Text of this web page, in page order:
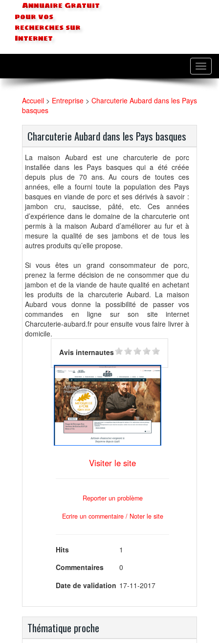
Annuaire Gratuit
pour vos
recherches sur
Internet
Accueil > Entreprise > Charcuterie Aubard dans les Pays
basques
Charcuterie Aubard dans les Pays basques
La maison Aubard est une charcuterie de porc
installée dans les Pays basques qui a été créée
depuis plus de 70 ans. Au cours de toutes ces
années, elle a fourni toute la population des Pays
basques en viande de porc et ses dérivés à savoir :
jambon cru, saucisse, pâté, etc. Ces années
d’expérience dans le domaine de la charcuterie ont
permis à la maison Aubard d’améliorer au fur et à
mesure la qualité de ses jambons et de tous les
autres produits qu’elle propose.
Si vous êtes un grand consommateur de porc,
prenez la ferme décision de ne consommer que du
jambon et de la viande de haute qualité en achetant
les produits de la charcuterie Aubard. La maison
Aubard vous donne la possibilité de passer vos
commandes en ligne sur son site internet
Charcuterie-aubard.fr pour ensuite vous faire livrer à
domicile.
Avis internautes
Visiter le site
Reporter un problème
Ecrire un commentaire / Noter le site
Hits
1
Commentaires
0
Date de validation 17-11-2017
Thématique proche